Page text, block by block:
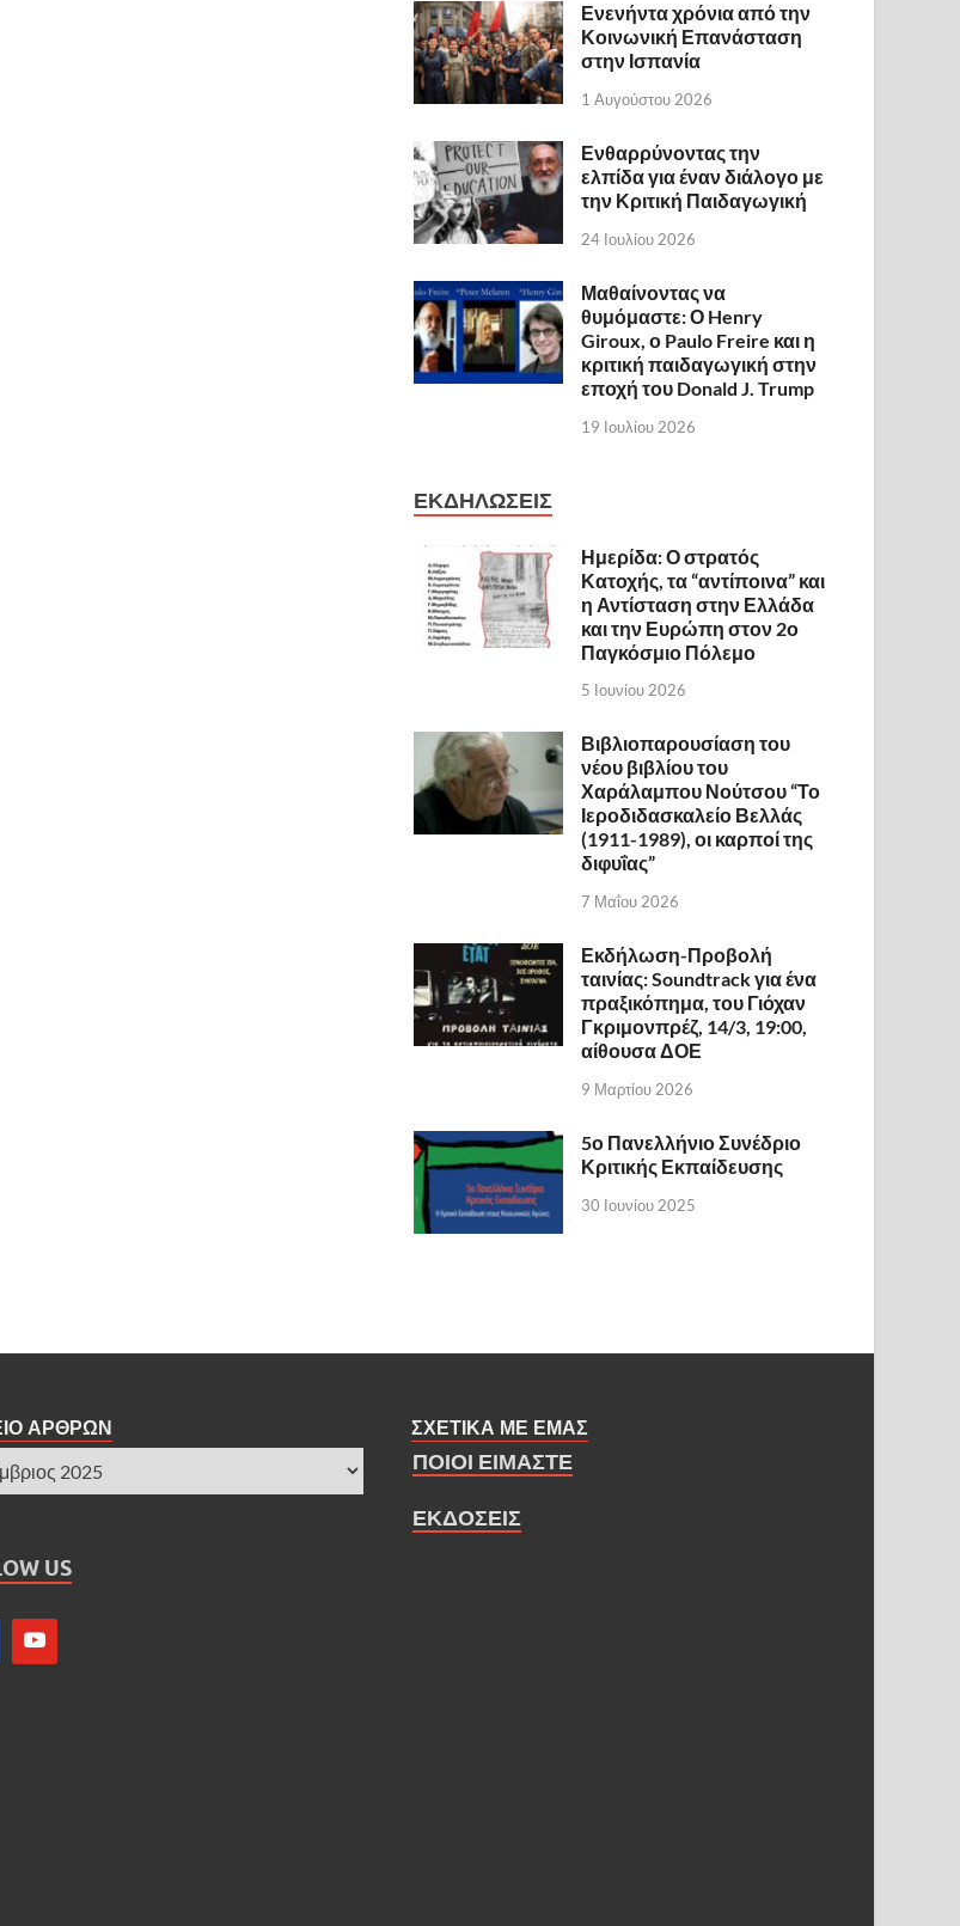
Ενενήντα χρόνια από την
Κοινωνική Επανάσταση
στην Ισπανία
1 Αυγούστου 2026
Ενθαρρύνοντας την
ελπίδα για έναν διάλογο με
την Κριτική Παιδαγωγική
24 Ιουλίου 2026
Μαθαίνοντας να
θυμόμαστε: Ο Henry
Giroux, ο Paulo Freire και η
κριτική παιδαγωγική στην
εποχή του Donald J. Trump
19 Ιουλίου 2026
ΕΚΔΗΛΩΣΕΙΣ
Ημερίδα: Ο στρατός
Κατοχής, τα “αντίποινα” και
η Αντίσταση στην Ελλάδα
και την Ευρώπη στον 2ο
Παγκόσμιο Πόλεμο
5 Ιουνίου 2026
Βιβλιοπαρουσίαση του
νέου βιβλίου του
Χαράλαμπου Νούτσου “Το
Ιεροδιδασκαλείο Βελλάς
(1911-1989), οι καρποί της
διφυΐας”
7 Μαΐου 2026
Εκδήλωση-Προβολή
ταινίας: Soundtrack για ένα
πραξικόπημα, του Γιόχαν
Γκριμονπρέζ, 14/3, 19:00,
αίθουσα ΔΟΕ
9 Μαρτίου 2026
5ο Πανελλήνιο Συνέδριο
Κριτικής Εκπαίδευσης
30 Ιουνίου 2025
ΑΡΘΡΩΝ
US
ΣΧΕΤΙΚΑ ΜΕ ΕΜΑΣ
ΠΟΙΟΙ ΕΙΜΑΣΤΕ
ΕΚΔΟΣΕΙΣ